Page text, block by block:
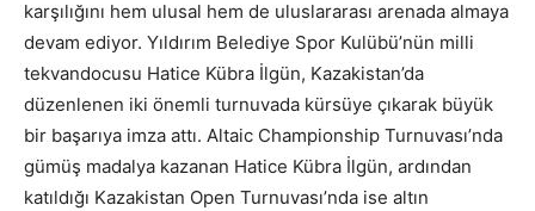
karşılığını hem ulusal hem de uluslararası arenada almaya
devam ediyor. Yıldırım Belediye Spor Kulübü’nün milli
tekvandocusu Hatice Kübra İlgün, Kazakistan’da
düzenlenen iki önemli turnuvada kürsüye çıkarak büyük
bir başarıya imza attı. Altaic Championship Turnuvası’nda
gümüş madalya kazanan Hatice Kübra İlgün, ardından
katıldığı Kazakistan Open Turnuvası’nda ise altın